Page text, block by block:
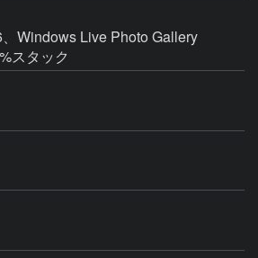
Windows Live Photo Gallery
スタック